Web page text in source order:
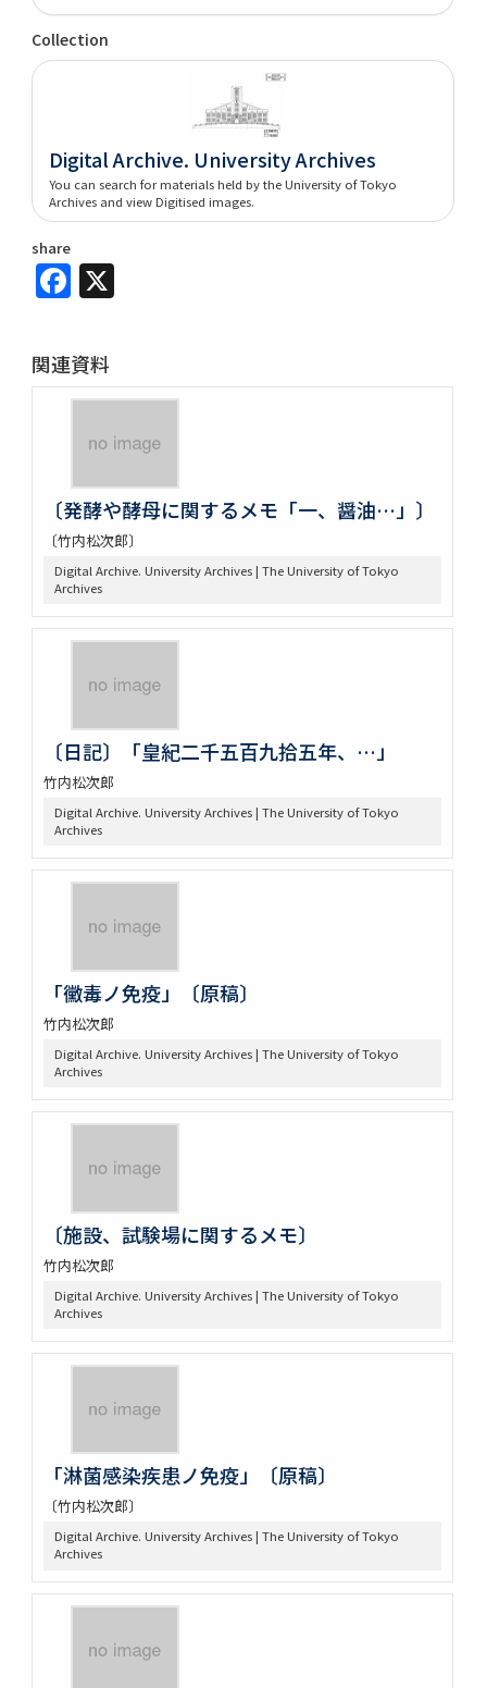
Collection
Digital Archive. University Archives
You can search for materials held by the University of Tokyo
Archives and view Digitised images.
share
Facebook
関連資料
〔発酵や酵母に関するメモ「一、醤油…」〕
〔竹内松次郎〕
Digital Archive. University Archives | The University of Tokyo
Archives
〔日記〕「皇紀二千五百九拾五年、…」
竹内松次郎
Digital Archive. University Archives | The University of Tokyo
Archives
「黴毒ノ免疫」〔原稿〕
竹内松次郎
Digital Archive. University Archives | The University of Tokyo
Archives
〔施設、試験場に関するメモ〕
竹内松次郎
Digital Archive. University Archives | The University of Tokyo
Archives
「淋菌感染疾患ノ免疫」〔原稿〕
〔竹内松次郎〕
Digital Archive. University Archives | The University of Tokyo
Archives